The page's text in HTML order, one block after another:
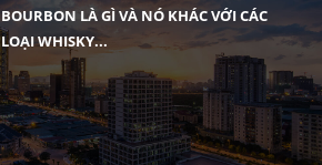
BOURBON LÀ GÌ VÀ NÓ KHÁC VỚI CÁC
LOẠI WHISKY...